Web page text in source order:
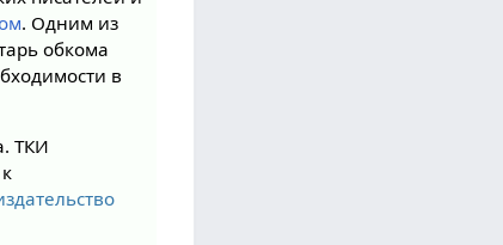
. Одним из
обкома
в
ТКИ